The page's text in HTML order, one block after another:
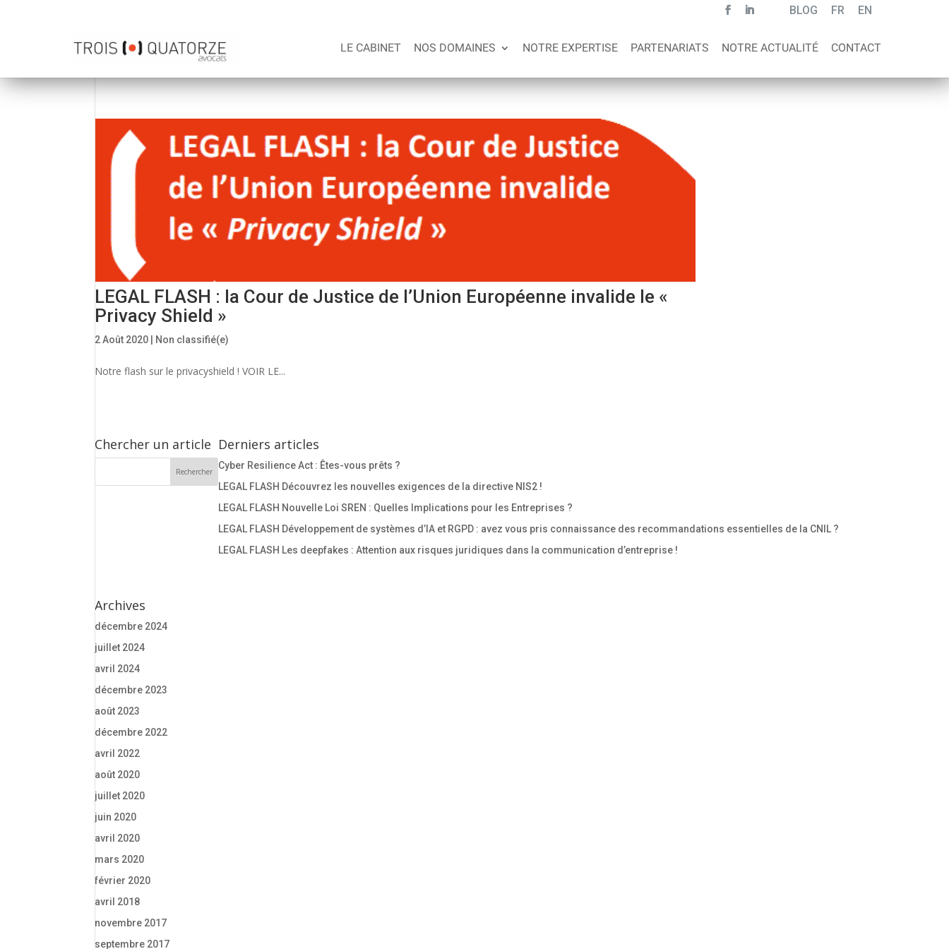
BLOG FR EN
LE CABINET NOS DOMAINES NOTRE EXPERTISE PARTENARIATS NOTRE ACTUALITÉ CONTACT
LEGAL FLASH : la Cour de Justice de l’Union Européenne invalide le «
Privacy Shield »
2 Août 2020 Non classifié(e)
Notre flash sur le privacyshield ! VOIR LE...
Chercher un article Derniers articles
Cyber Resilience Act : Êtes-vous prêts ?
LEGAL FLASH Découvrez les nouvelles exigences de la directive NIS2 !
LEGAL FLASH Nouvelle Loi SREN : Quelles Implications pour les Entreprises ?
LEGAL FLASH Développement de systèmes d’IA et RGPD : avez vous pris connaissance des recommandations essentielles de la CNIL ?
LEGAL FLASH Les deepfakes : Attention aux risques juridiques dans la communication d’entreprise !
Archives
décembre 2024
juillet 2024
avril 2024
décembre 2023
août 2023
décembre 2022
avril 2022
août 2020
juillet 2020
juin 2020
avril 2020
mars 2020
février 2020
avril 2018
novembre 2017
septembre 2017